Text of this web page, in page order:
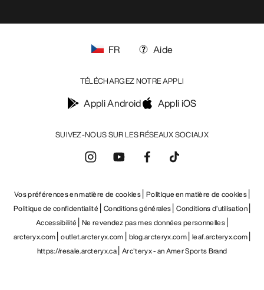
SUIVEZ-NOUS SUR LES RÉSEAUX SOCIAUX
FR Aide
TÉLÉCHARGEZ NOTRE APPLI
Appli Android Appli iOS
Vos préférences en matière de cookies Politique en matière de cookies
Politique de confidentialité Conditions générales Conditions d’utilisation
Accessibilité Ne revendez pas mes données personnelles
arcteryx.com outlet.arcteryx.com blog.arcteryx.com leaf.arcteryx.com
https://resale.arcteryx.ca Arc'teryx - an Amer Sports Brand